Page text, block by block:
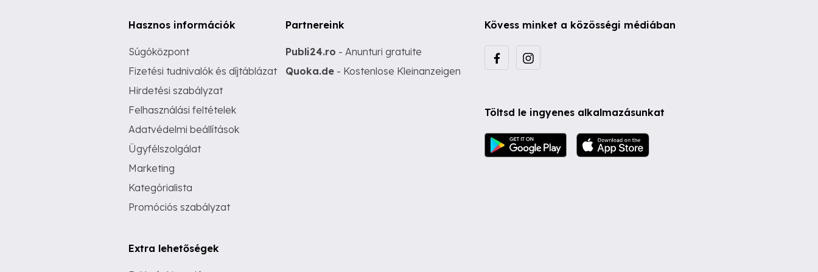
Hasznos információk
Súgóközpont
Fizetési tudnivalók és díjtáblázat
Hirdetési szabályzat
Felhasználási feltételek
Adatvédelmi beállítások
Ügyfélszolgálat
Marketing
Kategórialista
Promóciós szabályzat
Extra lehetőségek
Partnereink
Publi24.ro - Anunturi gratuite
Quoka.de - Kostenlose Kleinanzeigen
Kövess minket a közösségi médiában
Töltsd le ingyenes alkalmazásunkat